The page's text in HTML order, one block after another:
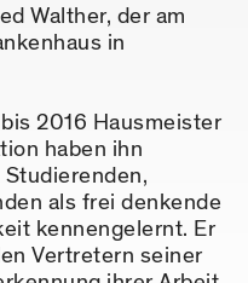
Walther, der am
in
2016 Hausmeister
haben ihn
als frei denkende
kennengelernt. Er
Vertretern seiner